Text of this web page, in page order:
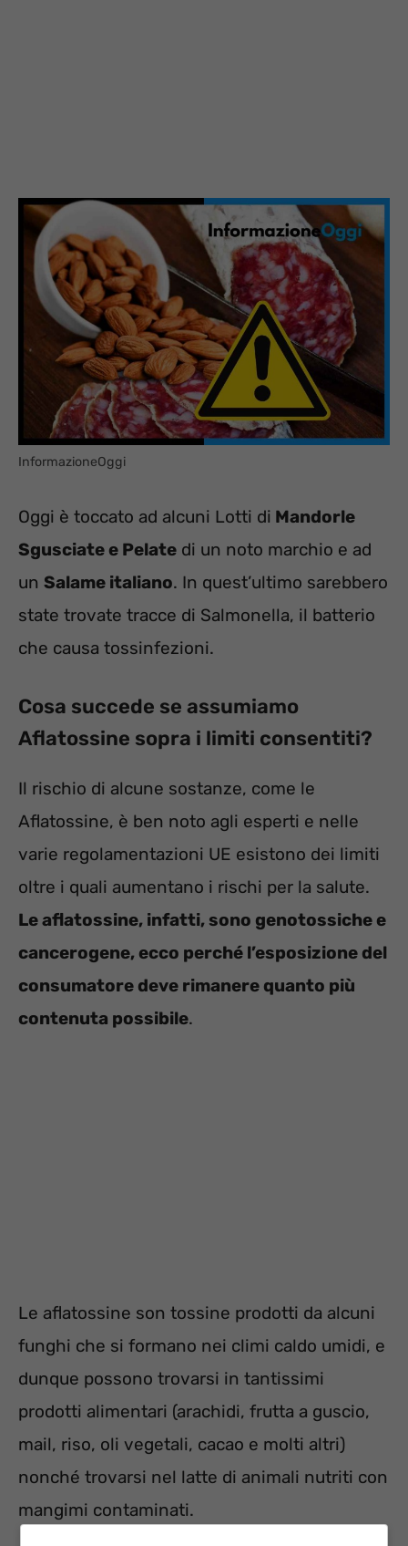
InformazioneOggi
Oggi è toccato ad alcuni Lotti di Mandorle
Sgusciate e Pelate di un noto marchio e ad
un Salame italiano. In quest’ultimo sarebbero
state trovate tracce di Salmonella, il batterio
che causa tossinfezioni.
Cosa succede se assumiamo
Aflatossine sopra i limiti consentiti?
Il rischio di alcune sostanze, come le
Aflatossine, è ben noto agli esperti e nelle
varie regolamentazioni UE esistono dei limiti
oltre i quali aumentano i rischi per la salute.
Le aflatossine, infatti, sono genotossiche e
cancerogene, ecco perché l’esposizione del
consumatore deve rimanere quanto più
contenuta possibile.
Le aflatossine son tossine prodotti da alcuni
funghi che si formano nei climi caldo umidi, e
dunque possono trovarsi in tantissimi
prodotti alimentari (arachidi, frutta a guscio,
mail, riso, oli vegetali, cacao e molti altri)
nonché trovarsi nel latte di animali nutriti con
mangimi contaminati.